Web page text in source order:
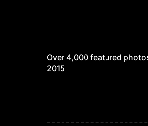
Over 4,000 featured
2015